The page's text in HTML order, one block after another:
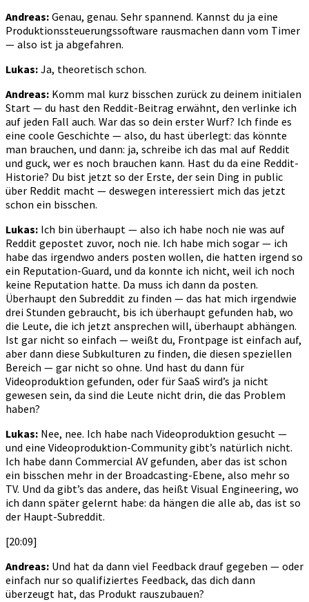
Andreas: Genau, genau. Sehr spannend. Kannst du ja eine
Produktionssteuerungssoftware rausmachen dann vom Timer
— also ist ja abgefahren.
Lukas: Ja, theoretisch schon.
Andreas: Komm mal kurz bisschen zurück zu deinem initialen
Start — du hast den Reddit-Beitrag erwähnt, den verlinke ich
auf jeden Fall auch. War das so dein erster Wurf? Ich finde es
eine coole Geschichte — also, du hast überlegt: das könnte
man brauchen, und dann: ja, schreibe ich das mal auf Reddit
und guck, wer es noch brauchen kann. Hast du da eine Reddit-
Historie? Du bist jetzt so der Erste, der sein Ding in public
über Reddit macht — deswegen interessiert mich das jetzt
schon ein bisschen.
Lukas: Ich bin überhaupt — also ich habe noch nie was auf
Reddit gepostet zuvor, noch nie. Ich habe mich sogar — ich
habe das irgendwo anders posten wollen, die hatten irgend so
ein Reputation-Guard, und da konnte ich nicht, weil ich noch
keine Reputation hatte. Da muss ich dann da posten.
Überhaupt den Subreddit zu finden — das hat mich irgendwie
drei Stunden gebraucht, bis ich überhaupt gefunden hab, wo
die Leute, die ich jetzt ansprechen will, überhaupt abhängen.
Ist gar nicht so einfach — weißt du, Frontpage ist einfach auf,
aber dann diese Subkulturen zu finden, die diesen speziellen
Bereich — gar nicht so ohne. Und hast du dann für
Videoproduktion gefunden, oder für SaaS wird’s ja nicht
gewesen sein, da sind die Leute nicht drin, die das Problem
haben?
Lukas: Nee, nee. Ich habe nach Videoproduktion gesucht —
und eine Videoproduktion-Community gibt’s natürlich nicht.
Ich habe dann Commercial AV gefunden, aber das ist schon
ein bisschen mehr in der Broadcasting-Ebene, also mehr so
TV. Und da gibt’s das andere, das heißt Visual Engineering, wo
ich dann später gelernt habe: da hängen die alle ab, das ist so
der Haupt-Subreddit.
[20:09]
Andreas: Und hat da dann viel Feedback drauf gegeben — oder
einfach nur so qualifiziertes Feedback, das dich dann
überzeugt hat, das Produkt rauszubauen?